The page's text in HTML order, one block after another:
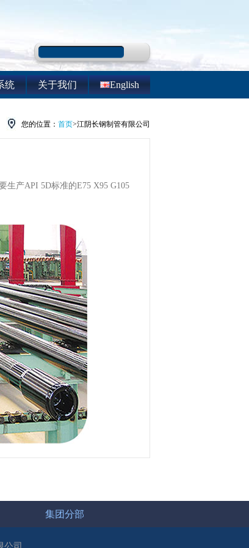
统 关于我们 English
您的位置： 首页>江阴长钢制管有限公司
产API 5D标准的E75 X95 G105
集团分部